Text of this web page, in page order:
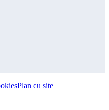
Plan du site